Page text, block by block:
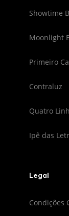
Showtime
Moonlight
Primeiro
Contraluz
Quatro
Ipê das
Legal
Condições